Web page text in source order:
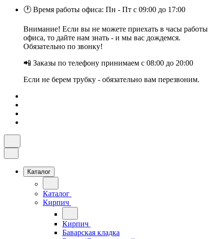
🕐 Время работы офиса: Пн - Пт с 09:00 до 17:00
Внимание! Если вы не можете приехать в часы работы
офиса, то дайте нам знать - и мы вас дождемся.
Обязательно по звонку!
📲 Заказы по телефону принимаем с 08:00 до 20:00
Если не берем трубку - обязательно вам перезвоним.
Каталог
Каталог
Кирпич
Кирпич
Баварская кладка